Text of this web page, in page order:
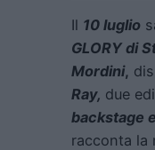
Il 10 luglio
GLORY di
Mordini,
Ray, due
backstage
racconta la